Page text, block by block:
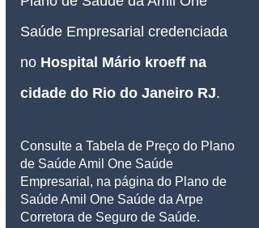
Saúde Empresarial credenciada
no Hospital Mário kroeff na
cidade do Rio do Janeiro RJ.
Consulte a Tabela de Preço do Plano
de Saúde Amil One Saúde
Empresarial, na página do Plano de
Saúde Amil One Saúde da Arpe
Corretora de Seguro de Saúde.